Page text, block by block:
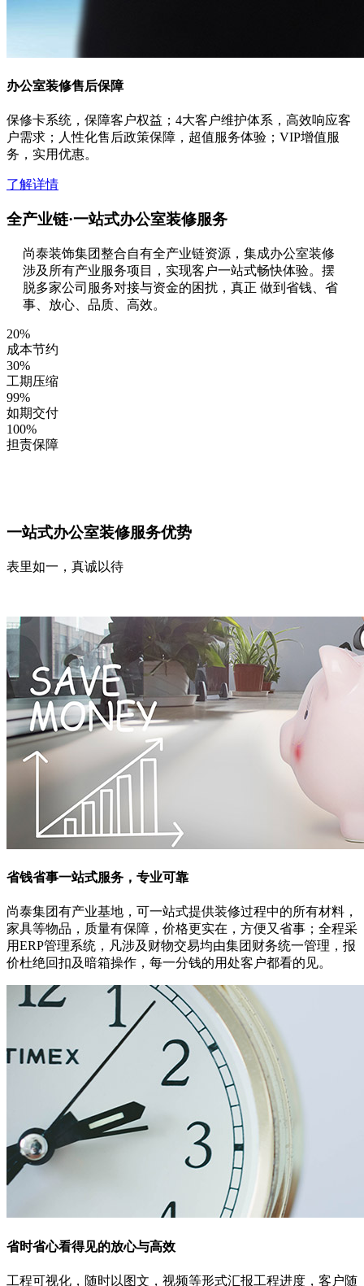
办公室装修售后保障
保修卡系统，保障客户权益；4大客户维护体系，高效响应客
户需求；人性化售后政策保障，超值服务体验；VIP增值服
务，实用优惠。
了解详情
全产业链·一站式办公室装修服务
尚泰装饰集团整合自有全产业链资源，集成办公室装修
涉及所有产业服务项目，实现客户一站式畅快体验。摆
脱多家公司服务对接与资金的困扰，真正 做到省钱、省
事、放心、品质、高效。
20%
成本节约
30%
工期压缩
99%
如期交付
100%
担责保障
一站式办公室装修服务优势
表里如一，真诚以待
省钱省事一站式服务，专业可靠
尚泰集团有产业基地，可一站式提供装修过程中的所有材料，
家具等物品，质量有保障，价格更实在，方便又省事；全程采
用ERP管理系统，凡涉及财物交易均由集团财务统一管理，报
价杜绝回扣及暗箱操作，每一分钱的用处客户都看的见。
省时省心看得见的放心与高效
工程可视化，随时以图文，视频等形式汇报工程进度，客户随